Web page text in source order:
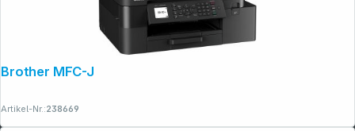
Brother MFC-J 4350 DW
Artikel-Nr.:238669